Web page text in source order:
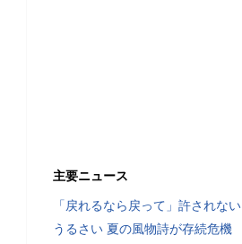
主要ニュース
「戻れるなら戻って」許されない
うるさい 夏の風物詩が存続危機